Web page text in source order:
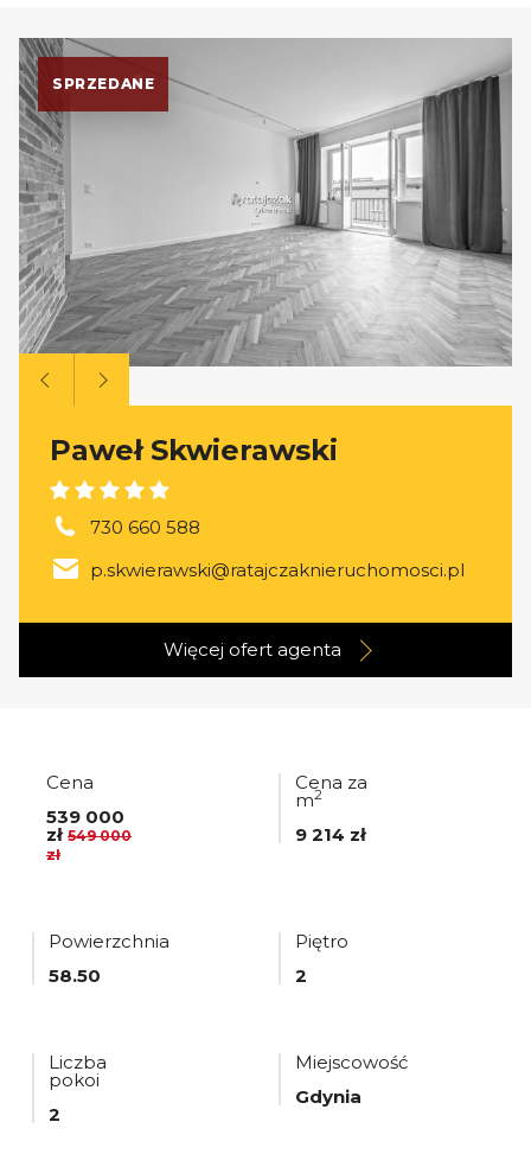
SPRZEDANE
Paweł Skwierawski
730 660 588
p.skwierawski@ratajczaknieruchomosci.pl
Więcej ofert agenta
Cena
539 000
zł 549 000
zł
Cena za
m2
9 214 zł
Powierzchnia
58.50
Piętro
2
Liczba
pokoi
2
Miejscowość
Gdynia